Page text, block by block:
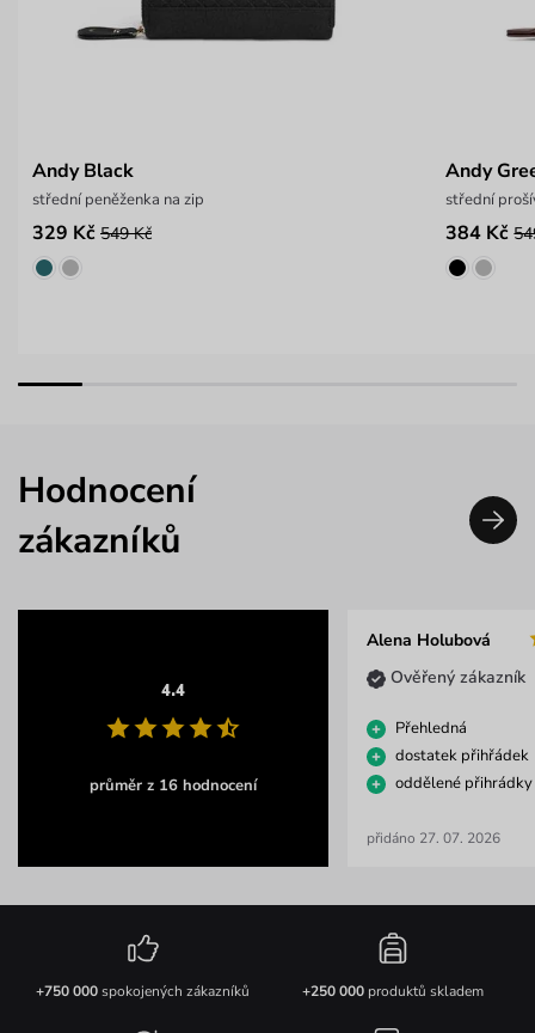
Andy Black
střední peněženka na zip
329 Kč 549 Kč
Andy
střední
384 Kč
Hodnocení
zákazníků
4.4
průměr z 16 hodnocení
Alena Holubová
Ověřený zákazník
Přehledná
dostatek přihřádek
oddělené přihrádky
přidáno 27. 07. 2026
+750 000spokojených zákazníků +250 000produktů skladem